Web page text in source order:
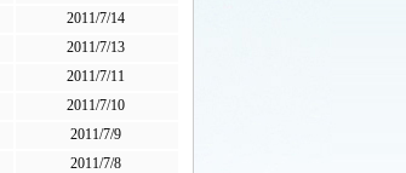
2011/7/14
2011/7/13
2011/7/11
2011/7/10
2011/7/9
2011/7/8